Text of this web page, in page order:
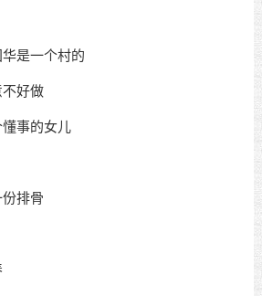
是一个村的
好做
事的女儿
排骨